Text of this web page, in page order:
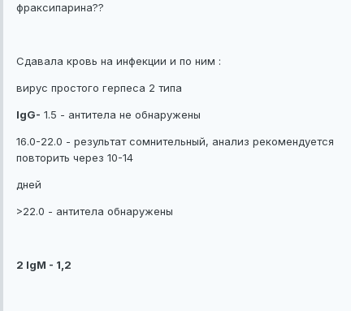
фраксипарина??
Сдавала кровь на инфекции и по ним :
вирус простого герпеса 2 типа
IgG- 1.5 - антитела не обнаружены
16.0-22.0 - результат сомнительный, анализ рекомендуется
повторить через 10-14
дней
>22.0 - антитела обнаружены
2 IgM - 1,2